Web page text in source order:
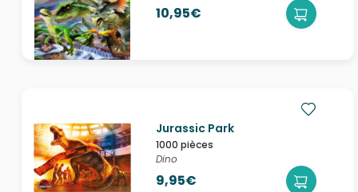
10,95€
Jurassic Park
1000 pièces
Dino
9,95€